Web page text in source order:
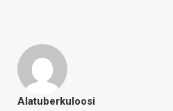
Alatuberkuloosi